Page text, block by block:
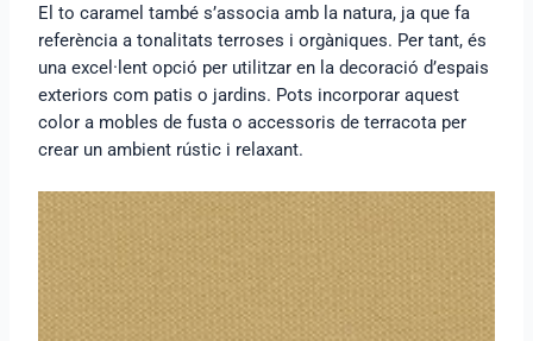
El to caramel també s’associa amb la natura, ja que fa
referència a tonalitats terroses i orgàniques. Per tant, és
una excel·lent opció per utilitzar en la decoració d’espais
exteriors com patis o jardins. Pots incorporar aquest
color a mobles de fusta o accessoris de terracota per
crear un ambient rústic i relaxant.